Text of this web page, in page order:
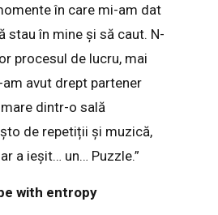
în care mi-am dat
stau în mine și să caut. N-
procesul de lucru, mai
avut drept partener
dintr-o sală
de repetiții și muzică,
a ieșit… un… Puzzle.”
with entropy